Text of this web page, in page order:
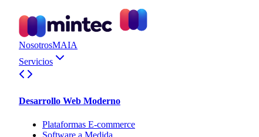
NosotrosMAIA
Servicios
Desarrollo Web Moderno
Plataformas E-commerce
Software a Medida